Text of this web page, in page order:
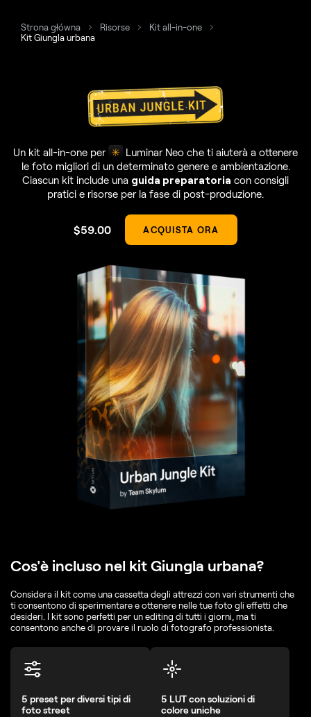
Strona główna Risorse
Kit all-in-one
Kit Giungla urbana
Un kit all-in-one per
Luminar Neo che ti aiuterà a ottenere
le foto migliori di un determinato genere e ambientazione.
Ciascun kit include una guida preparatoria con consigli
pratici e risorse per la fase di post-produzione.
$59.00 ACQUISTA ORA
Cos'è incluso nel kit Giungla urbana?
Considera il kit come una cassetta degli attrezzi con vari strumenti che
ti consentono di sperimentare e ottenere nelle tue foto gli effetti che
desideri. I kit sono perfetti per un editing di tutti i giorni, ma ti
consentono anche di provare il ruolo di fotografo professionista.
5 preset per diversi tipi di
foto street
5 LUT con soluzioni di
colore uniche